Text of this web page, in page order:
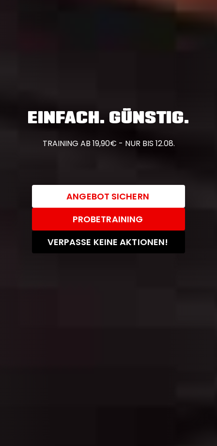
EINFACH. GÜNSTIG.
TRAINING AB 19,90€ - NUR BIS 12.08.
ANGEBOT SICHERN
PROBETRAINING
VERPASSE KEINE AKTIONEN!